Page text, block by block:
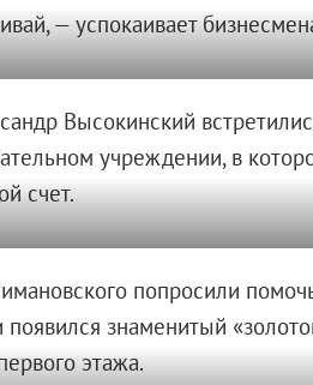
— успокаивает
Высокинский
учреждении, в
счет.
попросили
знаменитый
этажа.